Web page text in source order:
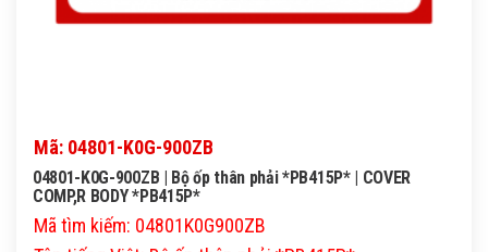
Mã: 04801-K0G-900ZB
04801-K0G-900ZB | Bộ ốp thân phải *PB415P* | COVER
COMP,R BODY *PB415P*
Mã tìm kiếm: 04801K0G900ZB